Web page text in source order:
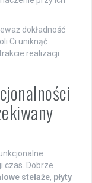
dokładność
Ci uniknąć
realizacji
czas. Dobrze
stelaże, płyty